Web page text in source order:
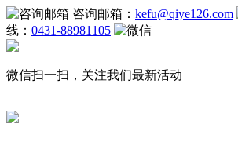
咨询邮箱： kefu@qiye126.com
线： 0431-88981105
微信扫一扫，关注我们最新活动